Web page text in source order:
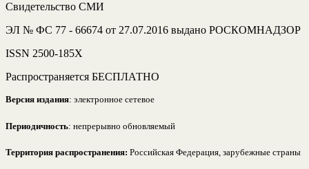
Свидетельство СМИ
ЭЛ № ФС 77 - 66674 от 27.07.2016 выдано РОСКОМНАДЗОР
ISSN 2500-185Х
Распространяется БЕСПЛАТНО
Версия издания: электронное сетевое
Периодичность: непрерывно обновляемый
Территория распространения: Российская Федерация, зарубежные страны